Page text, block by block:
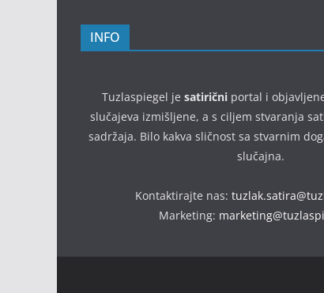
INFO
Tuzlaspiegel je satiričniportal i
slučajeva izmišljene, a s ciljem stvaranja
sadržaja. Bilo kakva sličnost sa stvarnim
slučajna.
Kontaktirajte nas:
Marketing: